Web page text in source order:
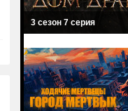
3 сезон 7 серия